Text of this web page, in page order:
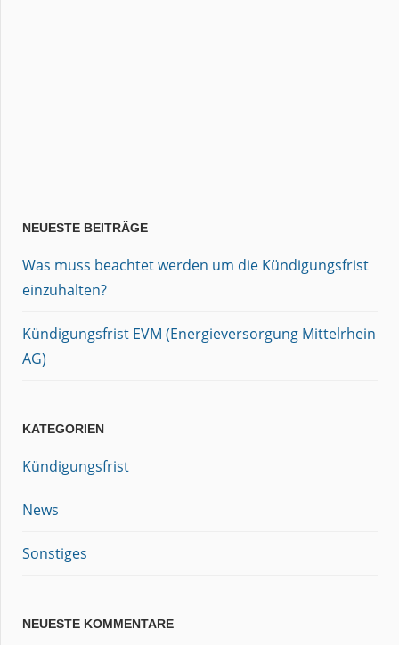
NEUESTE BEITRÄGE
Was muss beachtet werden um die Kündigungsfrist
einzuhalten?
Kündigungsfrist EVM (Energieversorgung Mittelrhein
AG)
KATEGORIEN
Kündigungsfrist
News
Sonstiges
NEUESTE KOMMENTARE